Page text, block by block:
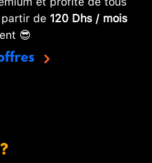
de 120 Dhs / mois
😎